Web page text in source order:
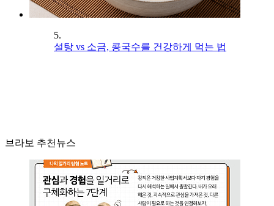
5.
설탕 vs 소금, 콩국수를 건강하게 먹는 법
브라보 추천뉴스